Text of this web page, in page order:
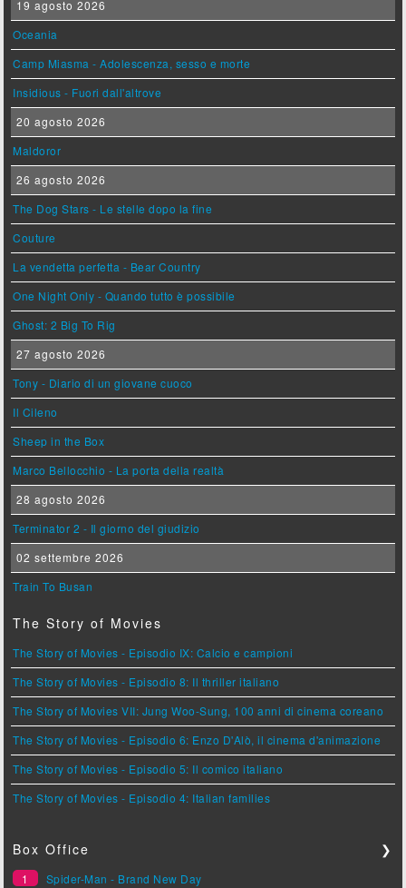
19 agosto 2026
Oceania
Camp Miasma - Adolescenza, sesso e morte
Insidious - Fuori dall'altrove
20 agosto 2026
Maldoror
26 agosto 2026
The Dog Stars - Le stelle dopo la fine
Couture
La vendetta perfetta - Bear Country
One Night Only - Quando tutto è possibile
Ghost: 2 Big To Rig
27 agosto 2026
Tony - Diario di un giovane cuoco
Il Cileno
Sheep in the Box
Marco Bellocchio - La porta della realtà
28 agosto 2026
Terminator 2 - Il giorno del giudizio
02 settembre 2026
Train To Busan
The Story of Movies
The Story of Movies - Episodio IX: Calcio e campioni
The Story of Movies - Episodio 8: Il thriller italiano
The Story of Movies VII: Jung Woo-Sung, 100 anni di cinema coreano
The Story of Movies - Episodio 6: Enzo D'Alò, il cinema d'animazione
The Story of Movies - Episodio 5: Il comico italiano
The Story of Movies - Episodio 4: Italian families
Box Office ❯
1
Spider-Man - Brand New Day